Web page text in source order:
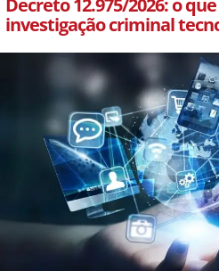
investigação criminal